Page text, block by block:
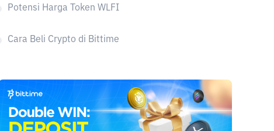
Potensi Harga Token WLFI
Cara Beli Crypto di Bittime